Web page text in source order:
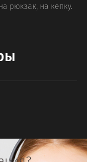
рюкзак, на кепку.